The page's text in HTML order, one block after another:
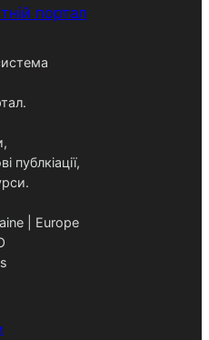
публкіації,
| Europe